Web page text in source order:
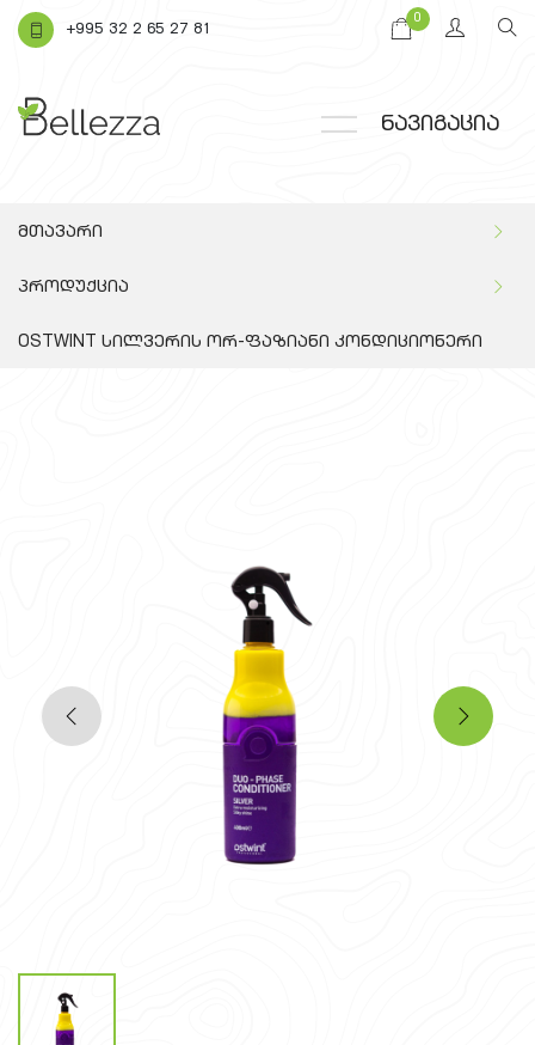
+995 32 2 65 27 81
0
ნავიგაცია
მთავარი
პროდუქცია
OSTWINT სილვერის ორ-ფაზიანი კონდიციონერი